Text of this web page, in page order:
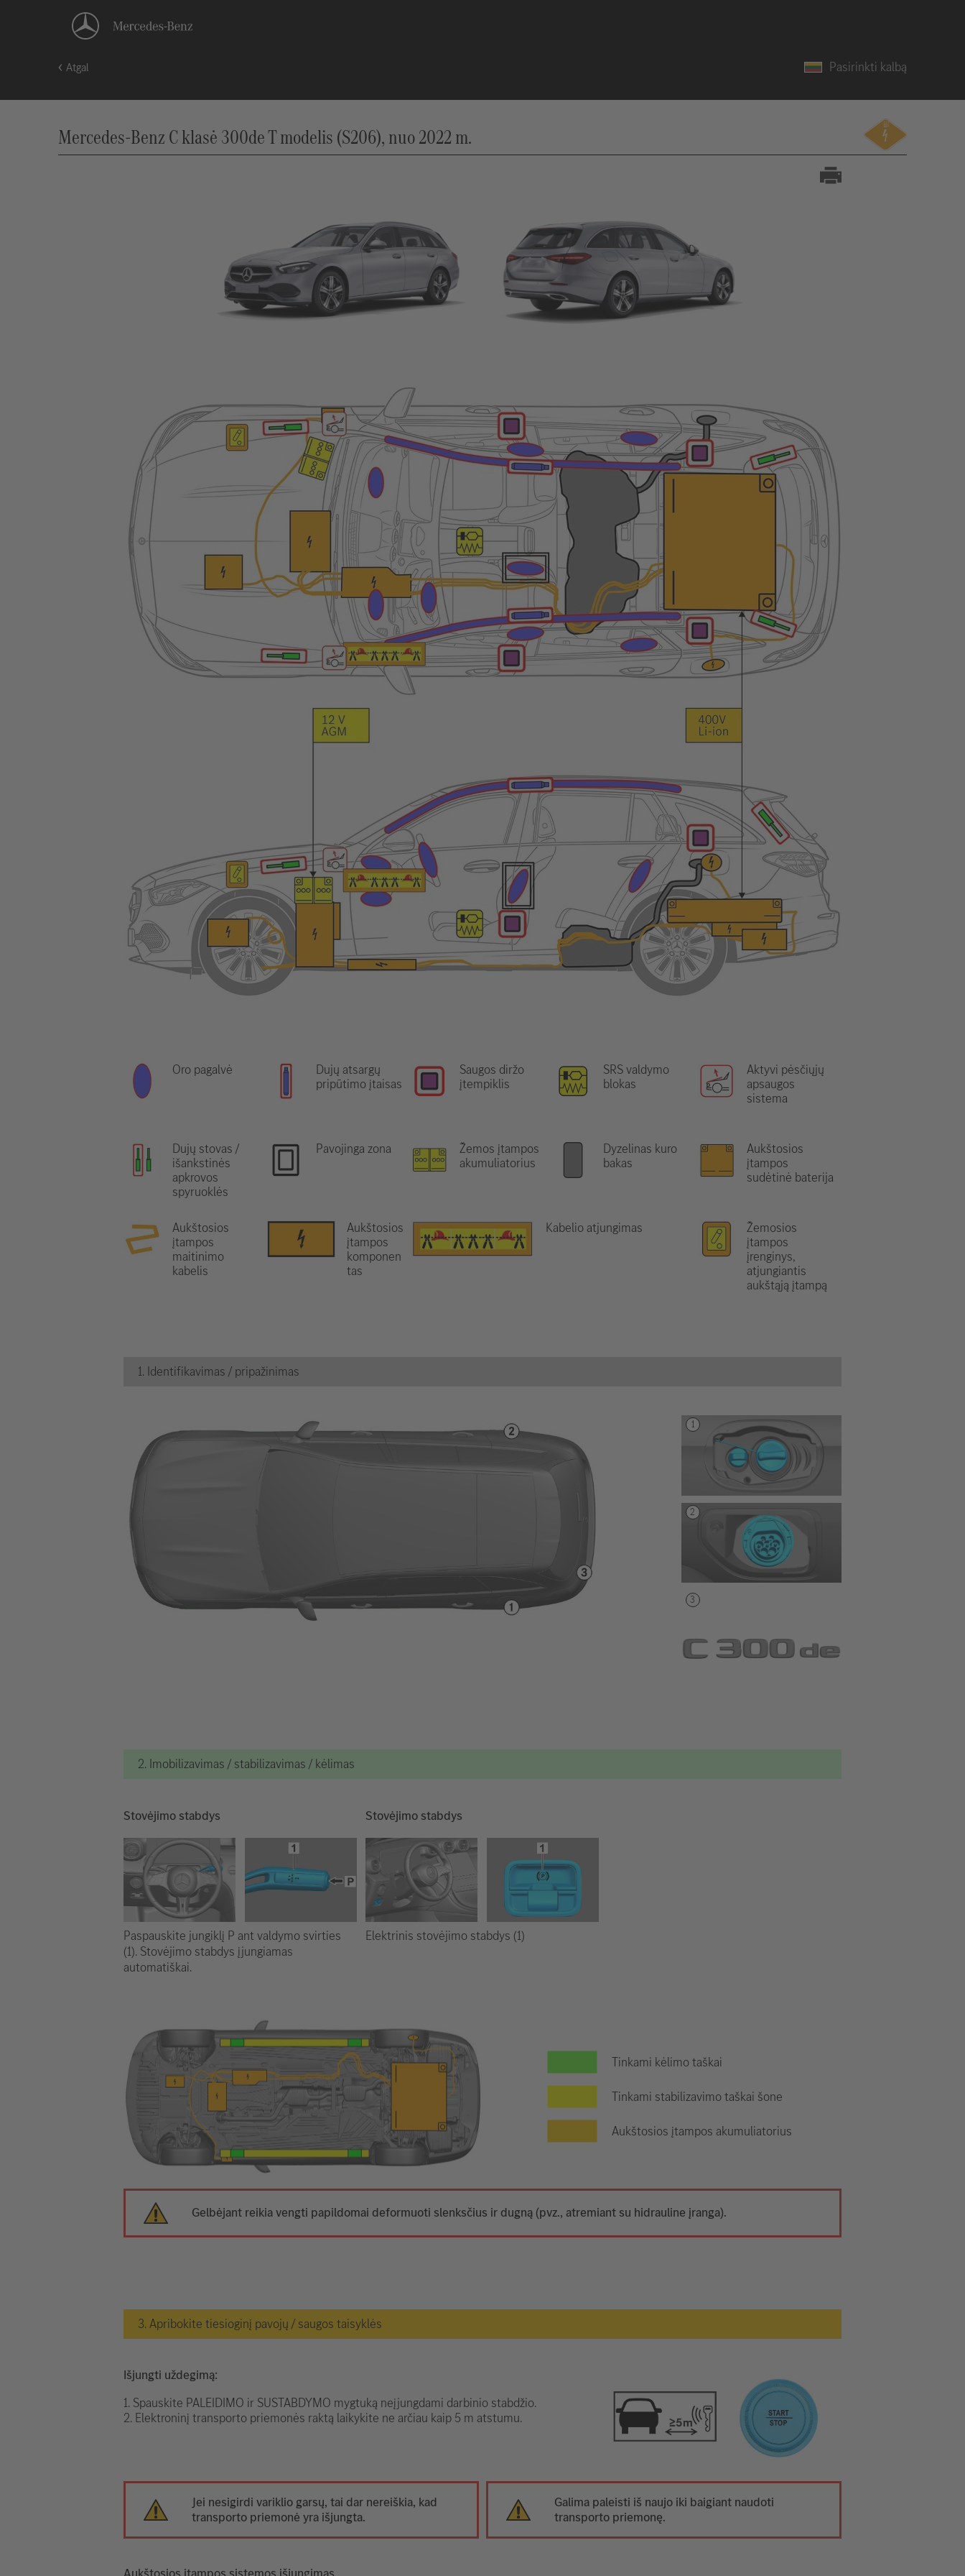
Atgal Pasirinkti kalbą
Mercedes-Benz C klasė 300de T modelis (S206), nuo 2022 m.
Oro pagalvė
Dujų atsargų
pripūtimo įtaisas
Saugos diržo
įtempiklis
SRS valdymo
blokas
Aktyvi pėsčiųjų
apsaugos
sistema
Dujų stovas /
išankstinės
apkrovos
spyruoklės
Pavojinga zona
Žemos įtampos
akumuliatorius
Dyzelinas kuro
bakas
Aukštosios
įtampos
sudėtinė baterija
Aukštosios
įtampos
maitinimo
kabelis
Aukštosios
įtampos
komponen
tas
Kabelio atjungimas
Žemosios
įtampos
įrenginys,
atjungiantis
aukštąją įtampą
1. Identifikavimas / pripažinimas
2. Imobilizavimas / stabilizavimas / kėlimas
Stovėjimo stabdys
Paspauskite jungiklį P ant valdymo svirties
(1). Stovėjimo stabdys įjungiamas
automatiškai.
Stovėjimo stabdys
Elektrinis stovėjimo stabdys (1)
Tinkami kėlimo taškai
Tinkami stabilizavimo taškai šone
Aukštosios įtampos akumuliatorius
Gelbėjant reikia vengti papildomai deformuoti slenksčius ir dugną (pvz., atremiant su hidrauline įranga).
3. Apribokite tiesioginį pavojų / saugos taisyklės
Išjungti uždegimą:
1. Spauskite PALEIDIMO ir SUSTABDYMO mygtuką neįjungdami darbinio stabdžio.
2. Elektroninį transporto priemonės raktą laikykite ne arčiau kaip 5 m atstumu.
Jei nesigirdi variklio garsų, tai dar nereiškia, kad
transporto priemonė yra išjungta.
Galima paleisti iš naujo iki baigiant naudoti
transporto priemonę.